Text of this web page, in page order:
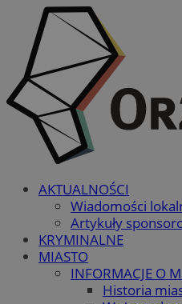
AKTUALNOŚCI
Wiadomości
Artykuły
KRYMINALNE
MIASTO
INFORMACJE O
Historia